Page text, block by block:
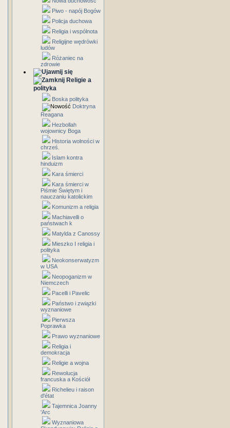
Piwo - napój Bogów
Policja duchowa
Religia i wspólnota
Religijne wędrówki
ludów
Różaniec na
zdrowie
Religie a
polityka
Boska polityka
Doktryna
Reagana
Hezbollah
wojownicy Boga
Historia wolności w
chrześ.
Islam kontra
hinduizm
Kara śmierci
Kara śmierci w
Piśmie Świętym i
nauczaniu katolickim
Komunizm a religia
Machiavelli o
państwach k
Matylda z Canossy
Mieszko I religia i
polityka
Neokonserwatyzm
w USA
Neopoganizm w
Niemczech
Pacelli i Pavelic
Państwo i związki
wyznaniowe
Pierwsza
Poprawka
Prawo wyznaniowe
Religia i
demokracja
Religie a wojna
Rewolucja
francuska a Kościół
Richelieu i raison
d'état
Tajemnica Joanny
'Arc
Wyznaniowa